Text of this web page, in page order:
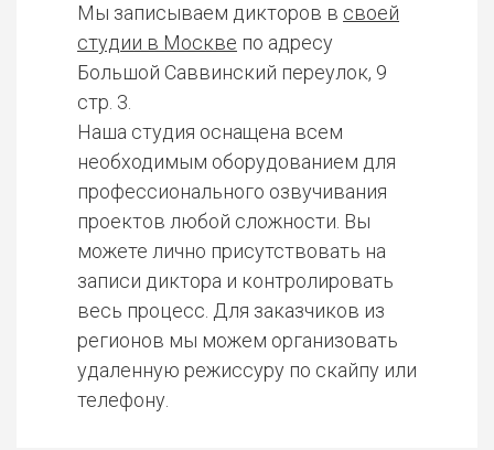
Мы записываем дикторов в своей
студии в Москве по адресу
Большой Саввинский переулок, 9
стр. 3.
Наша студия оснащена всем
необходимым оборудованием для
профессионального озвучивания
проектов любой сложности. Вы
можете лично присутствовать на
записи диктора и контролировать
весь процесс. Для заказчиков из
регионов мы можем организовать
удаленную режиссуру по скайпу или
телефону.